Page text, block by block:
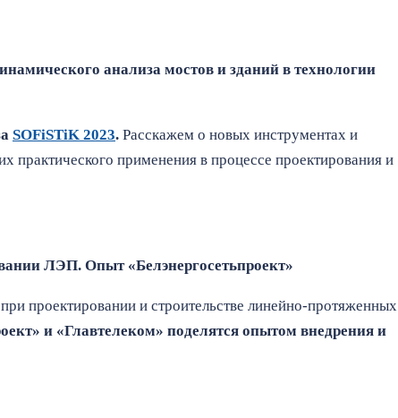
анализа мостов и зданий в технологии
SOFiSTiK 2023. Расскажем о новых инструментах и
применения в процессе проектирования и
ЛЭП. Опыт «Белэнергосетьпроект»
проектировании и строительстве линейно-протяженных
и «Главтелеком» поделятся опытом внедрения и